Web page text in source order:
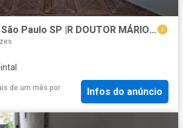
Americanópolis São Paulo SP |R DOUTOR MÁRIO DE CAMPOS
de um mês por
Infos do anúncio